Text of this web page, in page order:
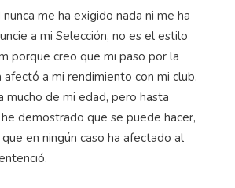
me ha exigido nada ni me ha
a mi Selección, no es el estilo
porque creo que mi paso por la
afectó a mi rendimiento con mi club.
mucho de mi edad, pero hasta
demostrado que se puede hacer,
en ningún caso ha afectado al